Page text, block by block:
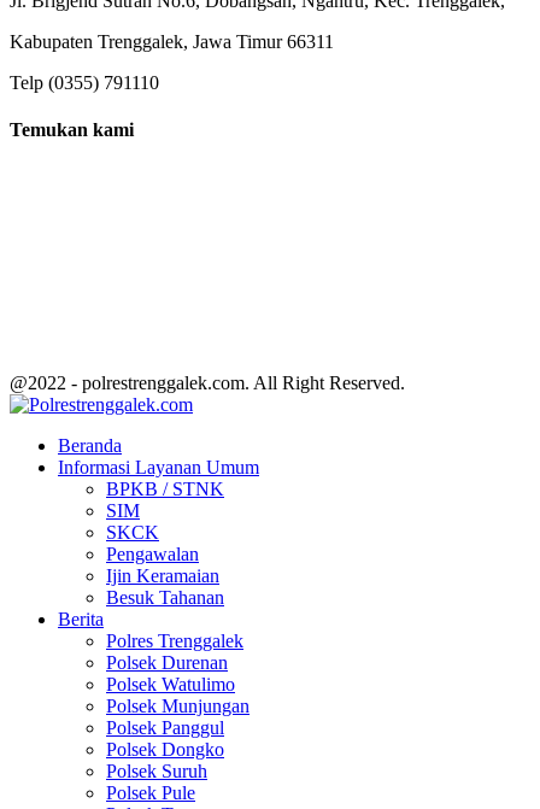
Kabupaten Trenggalek, Jawa Timur 66311
Telp (0355) 791110
Temukan kami
@2022 - polrestrenggalek.com. All Right Reserved.
Beranda
Informasi Layanan Umum
BPKB / STNK
SIM
SKCK
Pengawalan
Ijin Keramaian
Besuk Tahanan
Berita
Polres Trenggalek
Polsek Durenan
Polsek Watulimo
Polsek Munjungan
Polsek Panggul
Polsek Dongko
Polsek Suruh
Polsek Pule